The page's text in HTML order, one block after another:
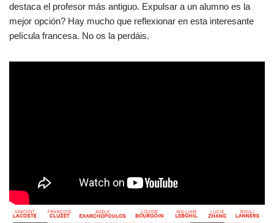
destaca el profesor más antiguo. Expulsar a un alumno es la
mejor opción? Hay mucho que reflexionar en esta interesante
película francesa. No os la perdáis.